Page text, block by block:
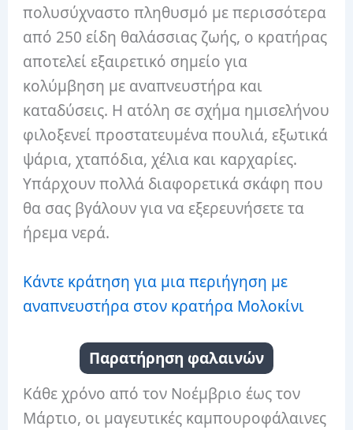
πολυσύχναστο πληθυσμό με περισσότερα
από 250 είδη θαλάσσιας ζωής, ο κρατήρας
αποτελεί εξαιρετικό σημείο για
κολύμβηση με αναπνευστήρα και
καταδύσεις. Η ατόλη σε σχήμα ημισελήνου
φιλοξενεί προστατευμένα πουλιά, εξωτικά
ψάρια, χταπόδια, χέλια και καρχαρίες.
Υπάρχουν πολλά διαφορετικά σκάφη που
θα σας βγάλουν για να εξερευνήσετε τα
ήρεμα νερά.
Κάντε κράτηση για μια περιήγηση με
αναπνευστήρα στον κρατήρα Μολοκίνι
Παρατήρηση φαλαινών
Κάθε χρόνο από τον Νοέμβριο έως τον
Μάρτιο, οι μαγευτικές καμπουροφάλαινες